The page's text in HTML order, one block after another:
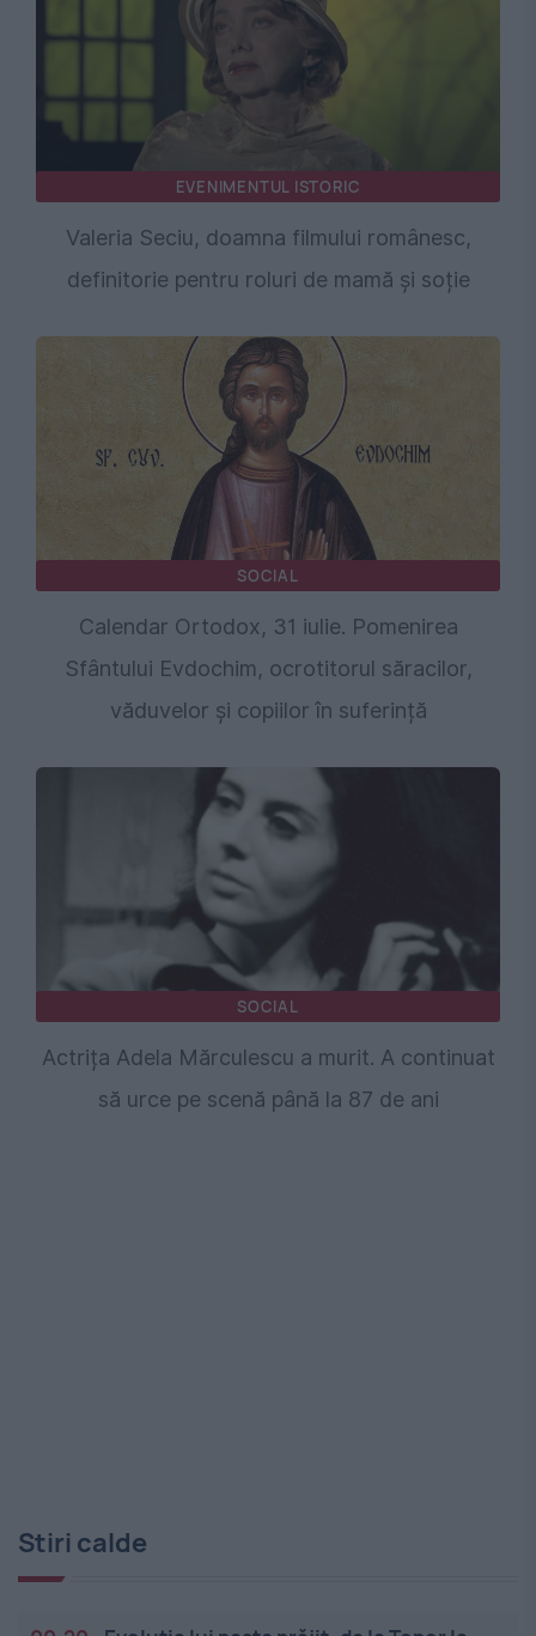
EVENIMENTUL ISTORIC
Valeria Seciu, doamna filmului românesc,
definitorie pentru roluri de mamă și soție
SOCIAL
Calendar Ortodox, 31 iulie. Pomenirea
Sfântului Evdochim, ocrotitorul săracilor,
văduvelor și copiilor în suferință
SOCIAL
Actrița Adela Mărculescu a murit. A continuat
să urce pe scenă până la 87 de ani
Stiri calde